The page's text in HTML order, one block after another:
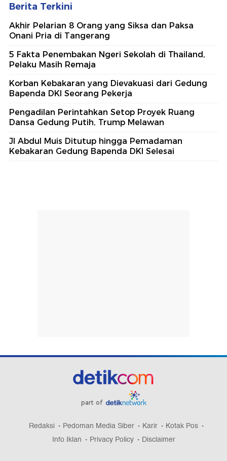
Berita Terkini
Akhir Pelarian 8 Orang yang Siksa dan Paksa
Onani Pria di Tangerang
5 Fakta Penembakan Ngeri Sekolah di Thailand,
Pelaku Masih Remaja
Korban Kebakaran yang Dievakuasi dari Gedung
Bapenda DKI Seorang Pekerja
Pengadilan Perintahkan Setop Proyek Ruang
Dansa Gedung Putih, Trump Melawan
Jl Abdul Muis Ditutup hingga Pemadaman
Kebakaran Gedung Bapenda DKI Selesai
part of
Redaksi Pedoman Media Siber Karir
Kotak Pos
Info Iklan
Privacy Policy Disclaimer